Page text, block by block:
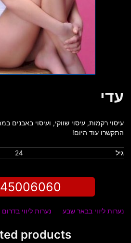
עדי
עיסוי רקמות, עיסוי שווקי, ועיסוי
התקשרו עוד היום!
גיל 24
נערות ליווי בבאר שבע נערות ליווי בדרום
products